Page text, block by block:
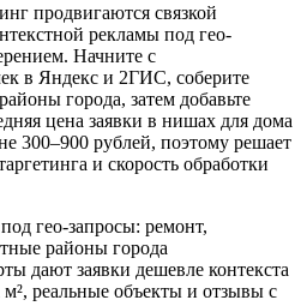
продвигаются связкой
рекламы под гео-
Начните с
в Яндекс и 2ГИС, соберите
города, затем добавьте
цена заявки в нишах для дома
300–900 рублей, поэтому решает
и скорость обработки
гео-запросы: ремонт,
районы города
дают заявки дешевле контекста
реальные объекты и отзывы с